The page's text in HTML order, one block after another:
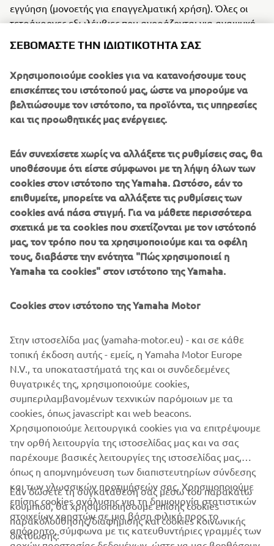
εγγύηση (μονοετής για επαγγελματική χρήση). Όλες οι
τετράχρονες εξωλέμβιες που αγοράζονται για αναψυχή
της Yamaha, θα μπορούν να επωφεληθούν μιας επιπλέον
κάλυψη συνολικά. Όλες οι καλύψεις αφορούν σε τακτική
συντήρηση, όπως ορίζεται στο σχετικό εγχειρίδιο
κατόχου της Yamaha. Πλήρεις όροι και προϋποθέσεις
διατίθενται κατόπιν αιτήματος από τους Επίσημους
ΕΓΓΎΗΣΗ ΓΙΑ ΕΜΠΟΡΙΚΉ ΧΡΉΣΗ
ΔΎΟ ΧΡΌΝΙΑ ΕΓΓΎΗΣΗ ΓΙΑ ΤΙΣ ΝΈΕΣ ΤΕΤΡΆΧΡΟΝΕΣ
ΕΞΩΛΈΜΒΙΕΣ YAMAHA
ΜΆΘΕΤΕ ΠΕΡΙΣΣΌΤΕΡΑ
ΕΤΑΙΡΕΊΑ
ΣΕΒΌΜΑΣΤΕ ΤΗΝ ΙΔΙΩΤΙΚΌΤΗΤΆ ΣΑΣ
Χρησιμοποιούμε cookies για να κατανοήσουμε τους
επισκέπτες του ιστότοπού μας, ώστε να μπορούμε να
βελτιώσουμε τον ιστότοπο, τα προϊόντα, τις υπηρεσίες
και τις προωθητικές μας ενέργειες.
Εάν συνεχίσετε χωρίς να αλλάξετε τις ρυθμίσεις σας, θα
υποθέσουμε ότι είστε σύμφωνοι με τη λήψη όλων των
cookies στον ιστότοπο της Yamaha. Ωστόσο, εάν το
επιθυμείτε, μπορείτε να αλλάξετε τις ρυθμίσεις των
cookies ανά πάσα στιγμή. Για να μάθετε περισσότερα
σχετικά με τα cookies που σχετίζονται με τον ιστότοπό
μας, τον τρόπο που τα χρησιμοποιούμε και τα οφέλη
τους, διαβάστε την ενότητα "Πώς χρησιμοποιεί η
Yamaha τα cookies" στον ιστότοπο της Yamaha.
Cookies στον ιστότοπο της Yamaha Motor
Στην ιστοσελίδα μας (yamaha-motor.eu) - και σε κάθε
τοπική έκδοση αυτής - εμείς, η Yamaha Motor Europe
N.V., τα υποκαταστήματά της και οι συνδεδεμένες
θυγατρικές της, χρησιμοποιούμε cookies,
συμπεριλαμβανομένων τεχνικών παρόμοιων με τα
cookies, όπως javascript και web beacons.
Χρησιμοποιούμε λειτουργικά cookies για να επιτρέψουμε
την ορθή λειτουργία της ιστοσελίδας μας και να σας
παρέχουμε βασικές λειτουργίες της ιστοσελίδας μας,
όπως η απομνημόνευση των διαπιστευτηρίων σύνδεσης
και των γλωσσικών προτιμήσεών σας. Χρησιμοποιούμε
επίσης cookies ανάλυσης για τη δημιουργία στατιστικών
στοιχείων χρηστών σε μια βάση φιλική προς το
απόρρητο, σύμφωνα με τις κατευθυντήριες γραμμές των
Εάν δώσετε τη συγκατάθεσή σας μέσω του παρακάτω
κουμπιού, θα χρησιμοποιήσουμε επίσης cookies
παρακολούθησης/διαφήμισης και cookies κοινωνικής
δικτύωσης: